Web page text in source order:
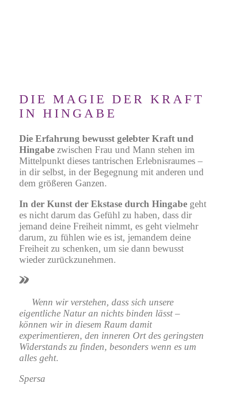
DIE MAGIE DER KRAFT
IN HINGABE
Die Erfahrung bewusst gelebter Kraft und
Hingabe zwischen Frau und Mann stehen im
Mittelpunkt dieses tantrischen Erlebnisraumes –
in dir selbst, in der Begegnung mit anderen und
dem größeren Ganzen.
In der Kunst der Ekstase durch Hingabe geht
es nicht darum das Gefühl zu haben, dass dir
jemand deine Freiheit nimmt, es geht vielmehr
darum, zu fühlen wie es ist, jemandem deine
Freiheit zu schenken, um sie dann bewusst
wieder zurückzunehmen.
Wenn wir verstehen, dass sich unsere
eigentliche Natur an nichts binden lässt –
können wir in diesem Raum damit
experimentieren, den inneren Ort des geringsten
Widerstands zu finden, besonders wenn es um
alles geht.
Spersa